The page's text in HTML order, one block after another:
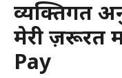
व्यक्तिगत
मेरी ज़रूरत
Pay